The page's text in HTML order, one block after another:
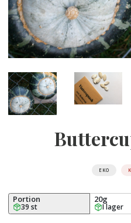
EKO
Portion
39 st
20g
I lager